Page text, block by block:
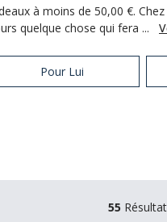
à moins de 50,00 €.
quelque chose qui fera ...
Pour Lui
55